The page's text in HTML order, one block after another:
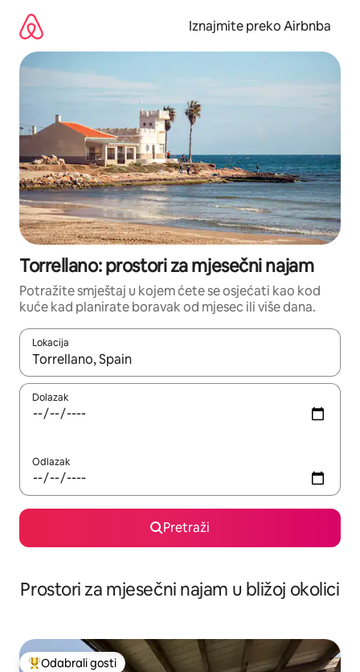
sadržaj
Iznajmite preko Airbnba
Torrellano: prostori za mjesečni najam
Potražite smještaj u kojem ćete se osjećati kao kod
kuće kad planirate boravak od mjesec ili više dana.
Lokacija
Kada budu dostupni rezultati, moći ćete ih pregledati
Dolazak
Odlazak
Pretraži
Prostori za mjesečni najam u bližoj okolici
Odabrali gosti